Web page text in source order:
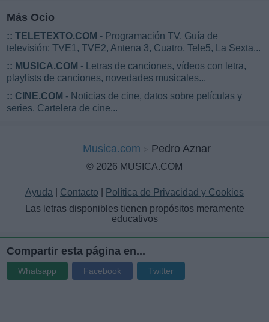
Más Ocio
:: TELETEXTO.COM - Programación TV. Guía de
televisión: TVE1, TVE2, Antena 3, Cuatro, Tele5, La Sexta...
:: MUSICA.COM - Letras de canciones, vídeos con letra,
playlists de canciones, novedades musicales...
:: CINE.COM - Noticias de cine, datos sobre películas y
series. Cartelera de cine...
Musica.com Pedro Aznar
© 2026 MUSICA.COM
Ayuda Contacto
Política de Privacidad y Cookies
Las letras disponibles tienen propósitos meramente
educativos
Compartir esta página en...
Whatsapp Facebook Twitter